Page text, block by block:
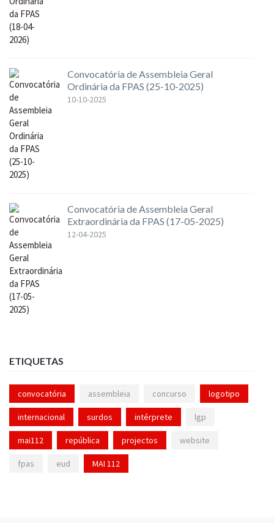
Convocatória de Assembleia Geral
Ordinária da FPAS (25-10-2025)
10-10-2025
Convocatória de Assembleia Geral
Extraordinária da FPAS (17-05-2025)
12-04-2025
ETIQUETAS
convocatória assembleia concurso logotipo
internacional surdos intérprete lgp
mai112 república projectos website
fpas eud MAI 112